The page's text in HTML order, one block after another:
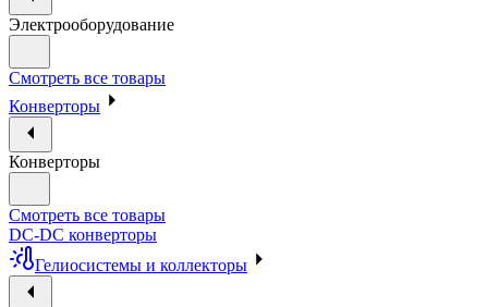
Электрооборудование
Смотреть все товары
Конверторы
Конверторы
Смотреть все товары
DC-DC конверторы
Гелиосистемы и коллекторы